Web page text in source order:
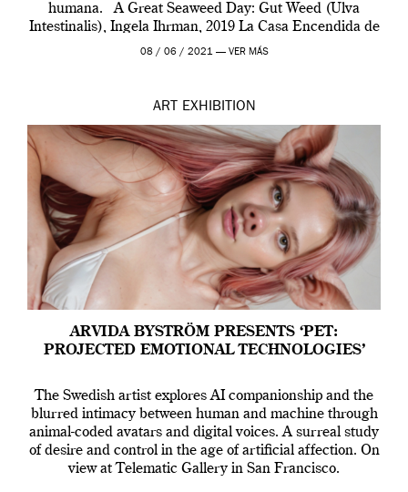
humana. A Great Seaweed Day: Gut Weed (Ulva
Intestinalis), Ingela Ihrman, 2019 La Casa Encendida de
Madrid y la Wellcome […]
08 / 06 / 2021 — VER MÁS
ART EXHIBITION
ARVIDA BYSTRÖM PRESENTS ‘PET:
PROJECTED EMOTIONAL TECHNOLOGIES’
The Swedish artist explores AI companionship and the
blurred intimacy between human and machine through
animal-coded avatars and digital voices. A surreal study
of desire and control in the age of artificial affection. On
view at Telematic Gallery in San Francisco.